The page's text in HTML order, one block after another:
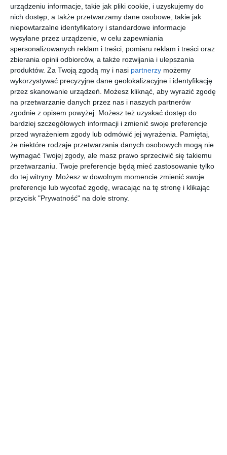
urządzeniu informacje, takie jak pliki cookie, i uzyskujemy do
nich dostęp, a także przetwarzamy dane osobowe, takie jak
niepowtarzalne identyfikatory i standardowe informacje
wysyłane przez urządzenie, w celu zapewniania
spersonalizowanych reklam i treści, pomiaru reklam i treści oraz
zbierania opinii odbiorców, a także rozwijania i ulepszania
produktów. Za Twoją zgodą my i nasi partnerzy możemy
wykorzystywać precyzyjne dane geolokalizacyjne i identyfikację
przez skanowanie urządzeń. Możesz kliknąć, aby wyrazić zgodę
na przetwarzanie danych przez nas i naszych partnerów
zgodnie z opisem powyżej. Możesz też uzyskać dostęp do
bardziej szczegółowych informacji i zmienić swoje preferencje
przed wyrażeniem zgody lub odmówić jej wyrażenia.
Pamiętaj,
że niektóre rodzaje przetwarzania danych osobowych mogą nie
wymagać Twojej zgody, ale masz prawo sprzeciwić się takiemu
przetwarzaniu. Twoje preferencje będą mieć zastosowanie tylko
do tej witryny. Możesz w dowolnym momencie zmienić swoje
preferencje lub wycofać zgodę, wracając na tę stronę i klikając
przycisk "Prywatność" na dole strony.
[ e-book ]
Biorąc
oddech
Rebecca
Donovan
[ e-book ]
Ród
J.D. Horn
[ e-book ]
Ścieżka
ocalenia
Ewa Seno
[ e-book ]
Rachel Van
Dyken
[ e-book ]
Co, jeśli ...
Rebecca
Donovan
[ e-book ]
Niebezpie
czne
złudzenie
Kami Garcia,
Margaret Stohl
[ e-book ]
Źródło
J.D. Horn
[ e-book ]
Wybrana
o zmroku
C.C. Hunter